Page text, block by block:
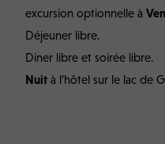
excursion optionnelle à
Déjeuner libre.
Diner libre et soirée libre.
Nuit à l’hôtel sur le lac de